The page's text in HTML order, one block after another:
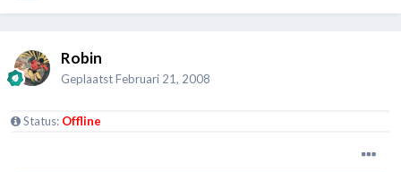
Robin
GeplaatstFebruari 21, 2008
Status: Offline